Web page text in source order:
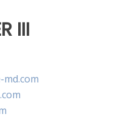
III